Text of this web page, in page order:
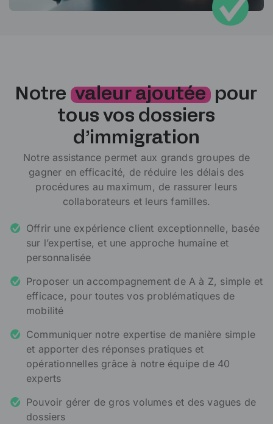
Notre valeur ajoutée pour
tous vos dossiers
d’immigration
Notre assistance permet aux grands groupes de
gagner en efficacité, de réduire les délais des
procédures au maximum, de rassurer leurs
collaborateurs et leurs familles.
Offrir une expérience client exceptionnelle, basée
sur l’expertise, et une approche humaine et
personnalisée
Proposer un accompagnement de A à Z, simple et
efficace, pour toutes vos problématiques de
mobilité
Communiquer notre expertise de manière simple
et apporter des réponses pratiques et
opérationnelles grâce à notre équipe de 40
experts
Pouvoir gérer de gros volumes et des vagues de
dossiers